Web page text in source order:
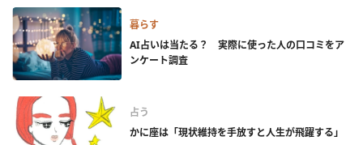
暮らす
AI占いは当たる？ 実際に使った人の口コミをア
ンケート調査
占う
かに座は「現状維持を手放すと人生が飛躍する」